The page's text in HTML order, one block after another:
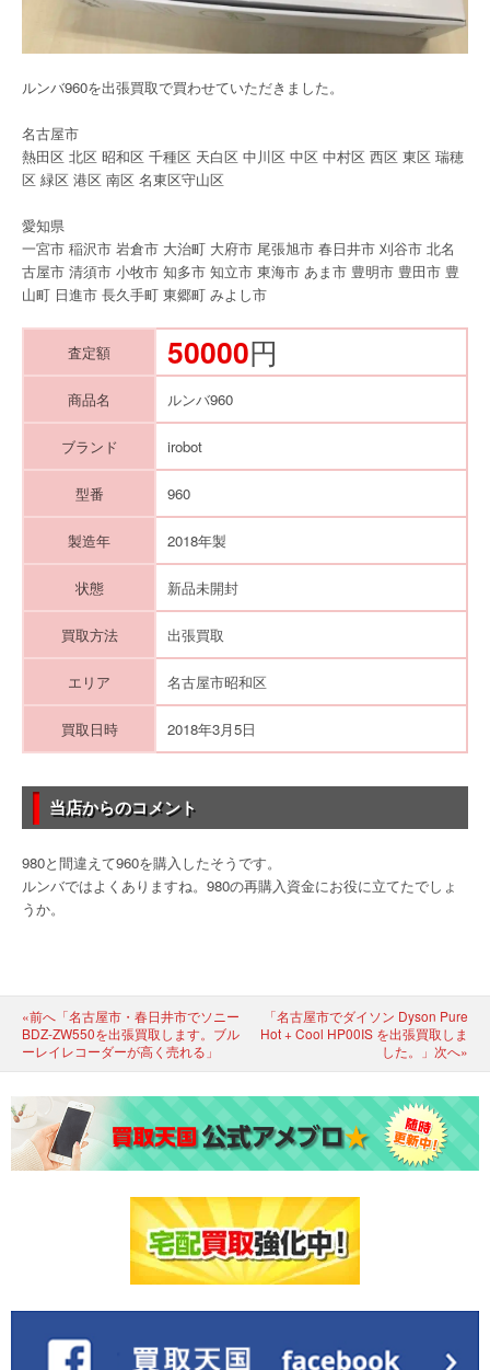
ルンバ960を出張買取で買わせていただきました。
名古屋市
熱田区 北区 昭和区 千種区 天白区 中川区 中区 中村区 西区 東区 瑞穂
区 緑区 港区 南区 名東区守山区
愛知県
一宮市 稲沢市 岩倉市 大治町 大府市 尾張旭市 春日井市 刈谷市 北名
古屋市 清須市 小牧市 知多市 知立市 東海市 あま市 豊明市 豊田市 豊
山町 日進市 長久手町 東郷町 みよし市
査定額 50000円
商品名 ルンバ960
ブランド irobot
型番 960
製造年 2018年製
状態 新品未開封
買取方法 出張買取
エリア 名古屋市昭和区
買取日時 2018年3月5日
当店からのコメント
980と間違えて960を購入したそうです。
ルンバではよくありますね。980の再購入資金にお役に立てたでしょ
うか。
«前へ「名古屋市・春日井市でソニー
BDZ-ZW550を出張買取します。ブル
ーレイレコーダーが高く売れる」
「名古屋市でダイソン Dyson Pure
Hot + Cool HP00IS を出張買取しま
した。」次へ»